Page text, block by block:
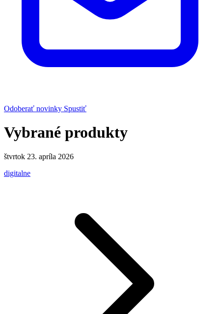
Odoberať novinky Spustiť
Vybrané produkty
štvrtok 23. apríla 2026
digitalne